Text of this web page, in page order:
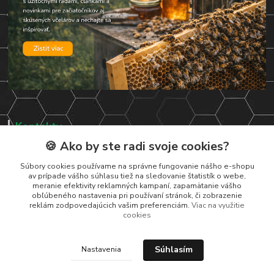
Kontakty
Zákaznická podpora
+421 919 037 687
Po – Pi 8:00 – 17:00
vcelarstvotrizuliak@centrum.sk
🍪 Ako by ste radi svoje cookies?
Súbory cookies používame na správne fungovanie nášho e-shopu
av prípade vášho súhlasu tiež na sledovanie štatistík o webe,
meranie efektivity reklamných kampaní, zapamätanie vášho
obľúbeného nastavenia pri používaní stránok, či zobrazenie
reklám zodpovedajúcich vašim preferenciám. Viac na využitie
cookies
Nastavenia Súhlasím